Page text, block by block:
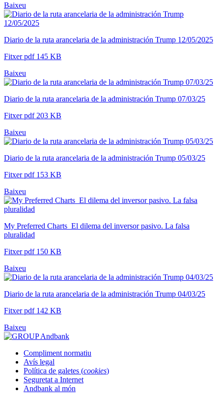
Baixeu
Diario de la ruta arancelaria de la administración Trump 12/05/2025
Fitxer pdf 145 KB
Baixeu
Diario de la ruta arancelaria de la administración Trump 07/03/25
Fitxer pdf 203 KB
Baixeu
Diario de la ruta arancelaria de la administración Trump 05/03/25
Fitxer pdf 153 KB
Baixeu
My Preferred Charts_El dilema del inversor pasivo. La falsa
pluralidad
Fitxer pdf 150 KB
Baixeu
Diario de la ruta arancelaria de la administración Trump 04/03/25
Fitxer pdf 142 KB
Baixeu
Compliment normatiu
Avís legal
Política de galetes (cookies)
Seguretat a Internet
Andbank al món